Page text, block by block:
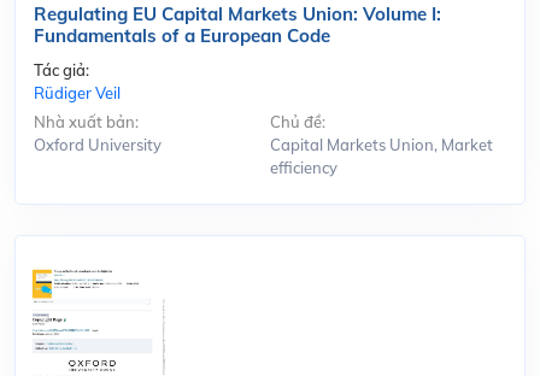
Regulating EU Capital Markets Union: Volume I:
Fundamentals of a European Code
Tác giả:
Rüdiger Veil
Nhà xuất bản:
Oxford University
Chủ đề:
Capital Markets Union, Market
efficiency